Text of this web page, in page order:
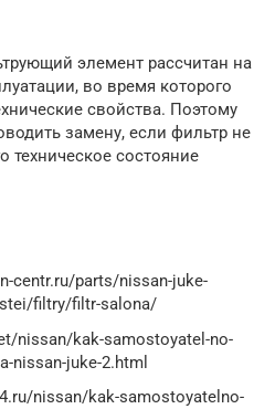
элемент рассчитан на
во время которого
свойства. Поэтому
замену, если фильтр не
техническое состояние
centr.ru/parts/nissan-juke-
filtry/filtr-salona/
nissan/kak-samostoyatel-no-
nissan-juke-2.html
nissan/kak-samostoyatelno-